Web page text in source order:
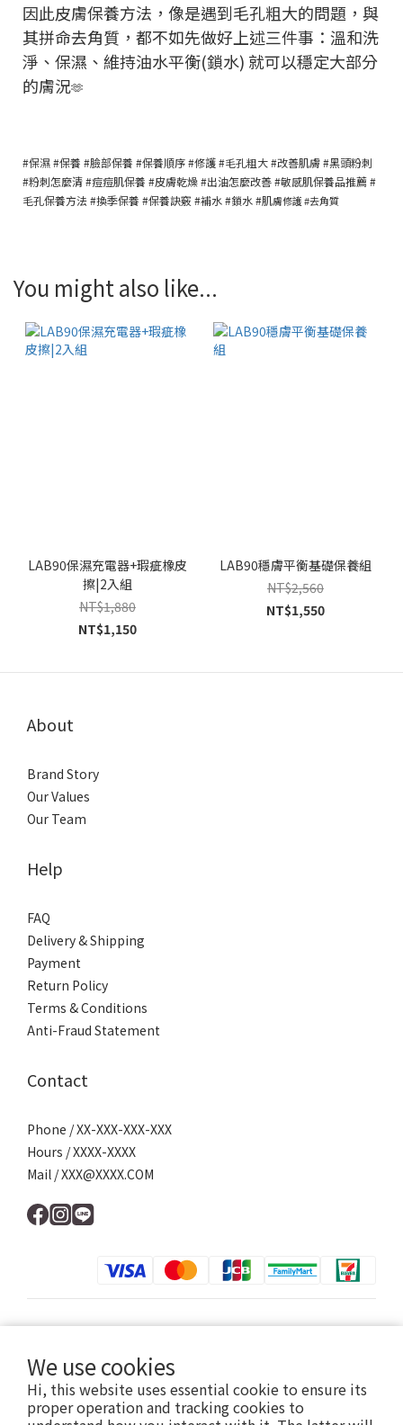
We use cookies
Hi, this website uses essential cookie to ensure its
proper operation and tracking cookies to
因此皮膚保養方法，像是遇到毛孔粗大的問題，與
其拼命去角質，都不如先做好上述三件事：溫和洗
淨、保濕、維持油水平衡(鎖水) 就可以穩定大部分
的膚況🫶
#保濕 #保養 #臉部保養 #保養順序 #修護 #毛孔粗大 #改善肌膚 #黑頭粉刺
#粉刺怎麼清 #痘痘肌保養 #皮膚乾燥 #出油怎麼改善 #敏感肌保養品推薦 #
毛孔保養方法 #換季保養 #保養訣竅 #補水 #鎖水 #肌膚修護 #去角質
You might also like...
LAB90保濕充電器+瑕疵橡皮
擦|2入組
NT$1,880
NT$1,150
LAB90穩膚平衡基礎保養組
NT$2,560
NT$1,550
About
Brand Story
Our Values
Our Team
Help
FAQ
Delivery & Shipping
Payment
Return Policy
Terms & Conditions
Anti-Fraud Statement
Contact
Phone / XX-XXX-XXX-XXX
Hours / XXXX-XXXX
Mail / XXX@XXXX.COM